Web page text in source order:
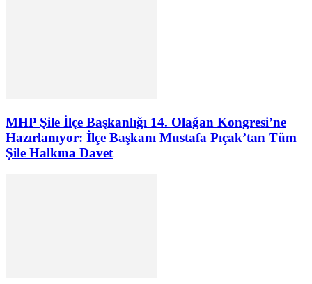
MHP Şile İlçe Başkanlığı 14. Olağan Kongresi’ne
Hazırlanıyor: İlçe Başkanı Mustafa Pıçak’tan Tüm
Şile Halkına Davet